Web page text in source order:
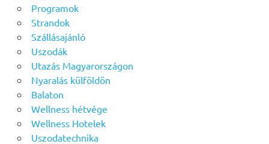
Programok
Strandok
Szállásajánló
Uszodák
Utazás Magyarországon
Nyaralás külföldön
Balaton
Wellness hétvége
Wellness Hotelek
Uszodatechnika